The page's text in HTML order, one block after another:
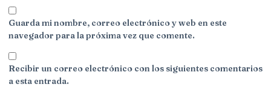
Guarda mi nombre, correo electrónico y web en este
navegador para la próxima vez que comente.
Recibir un correo electrónico con los siguientes comentarios
a esta entrada.